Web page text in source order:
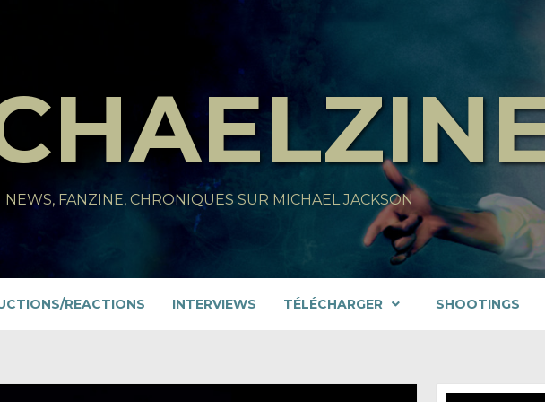
NEWS, FANZINE, CHRONIQUES SUR MICHAEL JACKSON
REACTIONS INTERVIEWS TÉLÉCHARGER SHOOTINGS